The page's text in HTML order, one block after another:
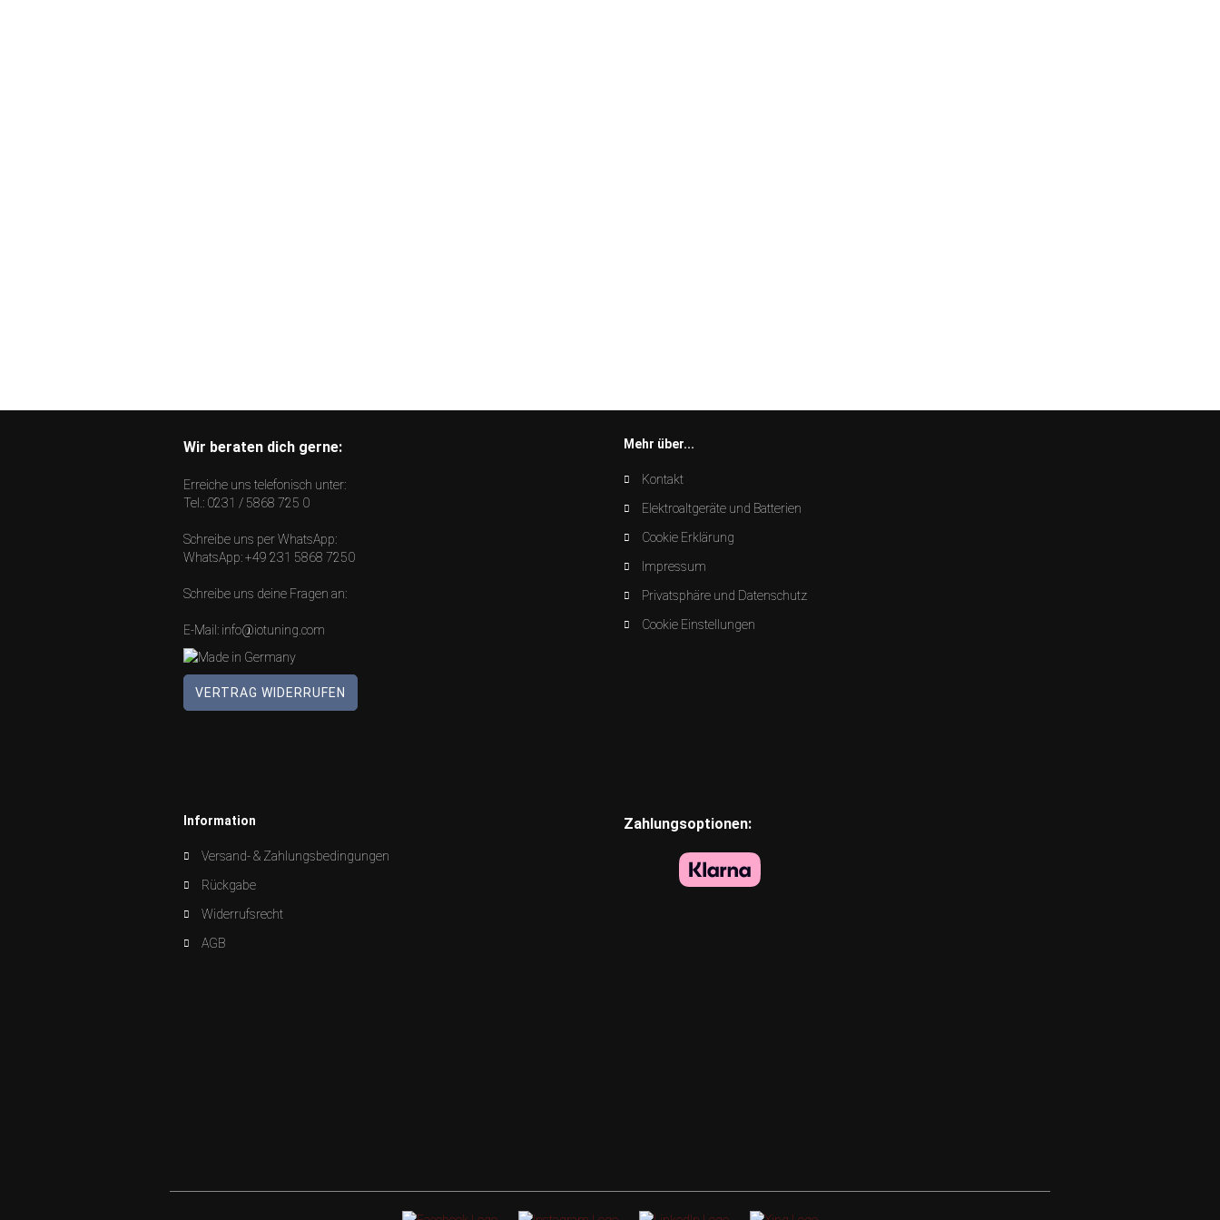
Wir beraten dich gerne:
Erreiche uns telefonisch unter:
Tel.: 0231 / 5868 725 0
Schreibe uns per WhatsApp:
WhatsApp:+49 231 5868 7250
Schreibe uns deine Fragen an:
E-Mail: info@iotuning.com
VERTRAG WIDERRUFEN
Mehr über...
Kontakt
Elektroaltgeräte und Batterien
Cookie Erklärung
Impressum
Privatsphäre und Datenschutz
Cookie Einstellungen
Information
Versand- & Zahlungsbedingungen
Rückgabe
Widerrufsrecht
AGB
Zahlungsoptionen: